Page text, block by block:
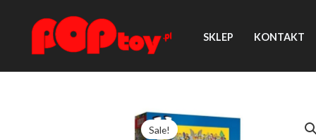
SKLEP KONTAKT
Sale!